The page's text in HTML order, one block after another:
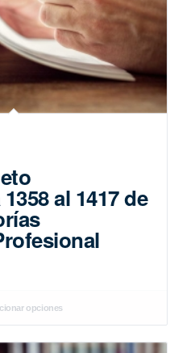
al 1417 de
opciones